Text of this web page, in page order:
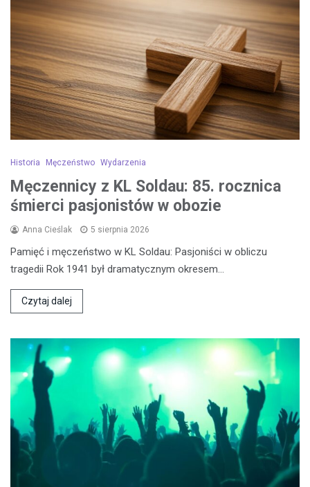
Historia Męczeństwo Wydarzenia
Męczennicy z KL Soldau: 85. rocznica
śmierci pasjonistów w obozie
Anna Cieślak 5 sierpnia 2026
Pamięć i męczeństwo w KL Soldau: Pasjoniści w obliczu
tragedii Rok 1941 był dramatycznym okresem…
Czytaj dalej